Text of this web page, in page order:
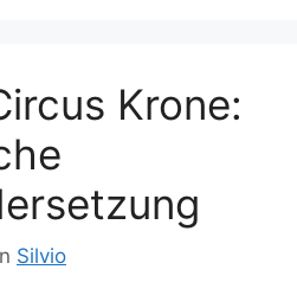
Krone:
Silvio